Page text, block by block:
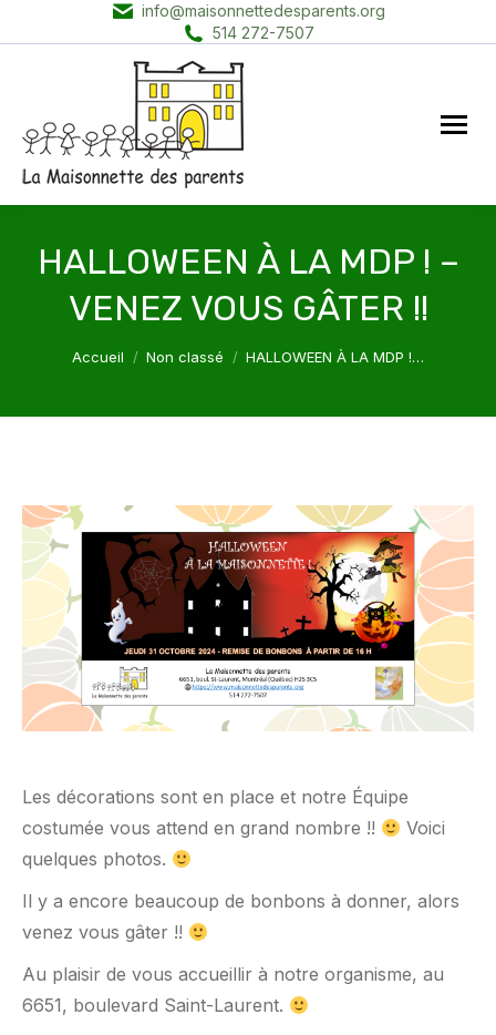
info@maisonnettedesparents.org
514 272-7507
HALLOWEEN À LA MDP ! –
VENEZ VOUS GÂTER !!
Vous êtes ici :
Accueil Non classé HALLOWEEN À LA MDP !…
Les décorations sont en place et notre Équipe
costumée vous attend en grand nombre !!
Voici
quelques photos.
Il y a encore beaucoup de bonbons à donner, alors
venez vous gâter !!
Au plaisir de vous accueillir à notre organisme, au
6651, boulevard Saint-Laurent.